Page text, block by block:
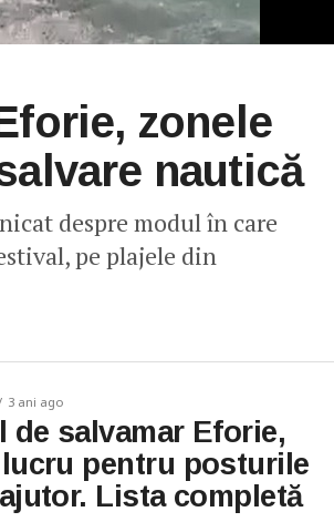
zonele
nautică
despre modul în care
pe plajele din
3 ani ago
de salvamar Eforie,
pentru posturile
Lista completă